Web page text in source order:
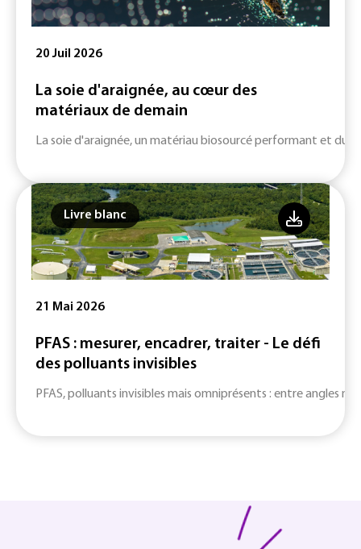
20 Juil 2026
La soie d'araignée, au cœur des
matériaux de demain
La soie d'araignée, un matériau biosourcé performant et
Livre blanc
21 Mai 2026
PFAS : mesurer, encadrer, traiter - Le défi
des polluants invisibles
PFAS, polluants invisibles mais omniprésents : entre angles